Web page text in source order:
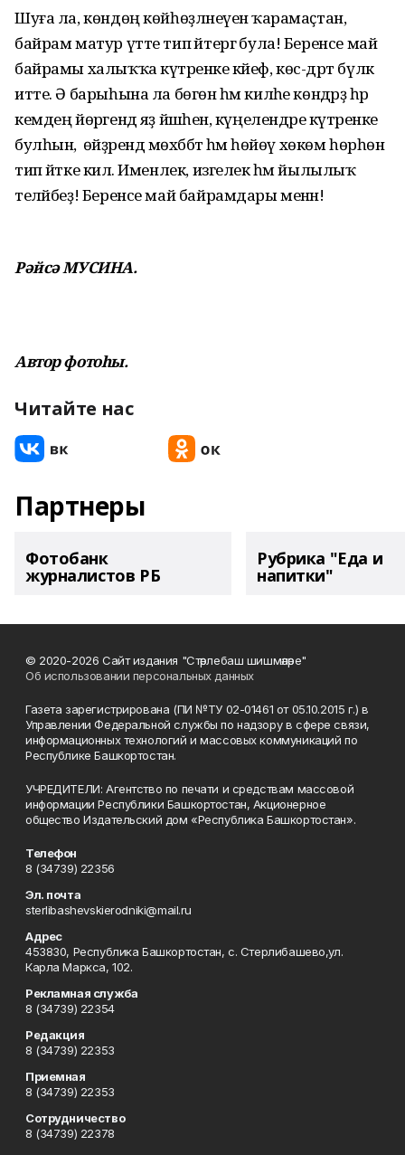
Шуға ла, көндөң көйһөҙләнеүенә ҡарамаҫтан,
байрам матур үтте тип әйтергә була! Беренсе май
байрамы халыҡҡа күтәренке кәйеф, көс-дәрт бүләк
итте. Ә барыһына ла бөгөн һәм киләһе көндәрҙә һәр
кемдең йөрәгендә яҙ йәшәһен, күңелендәре күтәренке
булһын, ә өйҙәрендә мөхәббәт һәм һөйөү хөкөм һөрһөн
тип әйтке килә. Именлек, изгелек һәм йылылыҡ
теләйбеҙ! Беренсе май байрамдары менән!
Рәйсә МУСИНА.
Автор фотоһы.
Читайте нас
Партнеры
Фотобанк
журналистов РБ
Рубрика "Еда и
напитки"
© 2020-2026 Сайт издания "Стәрлебаш шишмәләре"
Об использовании персональных данных
Газета зарегистрирована (ПИ №ТУ 02-01461 от 05.10.2015 г.) в
Управлении Федеральной службы по надзору в сфере связи,
информационных технологий и массовых коммуникаций по
Республике Башкортостан.
УЧРЕДИТЕЛИ: Агентство по печати и средствам массовой
информации Республики Башкортостан, Акционерное
общество Издательский дом «Республика Башкортостан».
Телефон
8 (34739) 22356
Эл. почта
sterlibashevskierodniki@mail.ru
Адрес
453830, Республика Башкортостан, c. Стерлибашево,ул.
Карла Маркса, 102.
Рекламная служба
8 (34739) 22354
Редакция
8 (34739) 22353
Приемная
8 (34739) 22353
Сотрудничество
8 (34739) 22378